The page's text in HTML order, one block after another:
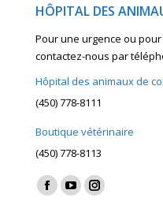
HÔPITAL DES
Pour une urgence ou
contactez-nous par
Hôpital des animaux de
(450) 778-8111
Boutique vétérinaire
(450) 778-8113
Find us on:
Facebook
YouTubeInstagram